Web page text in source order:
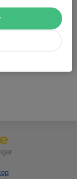
2026.pdf